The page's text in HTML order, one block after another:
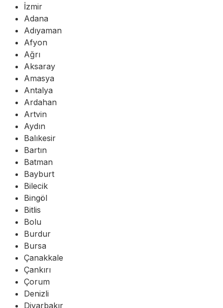
İzmir
Adana
Adıyaman
Afyon
Ağrı
Aksaray
Amasya
Antalya
Ardahan
Artvin
Aydın
Balıkesir
Bartın
Batman
Bayburt
Bilecik
Bingöl
Bitlis
Bolu
Burdur
Bursa
Çanakkale
Çankırı
Çorum
Denizli
Diyarbakır